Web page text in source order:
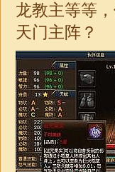
龙教主等等，
天门主阵？